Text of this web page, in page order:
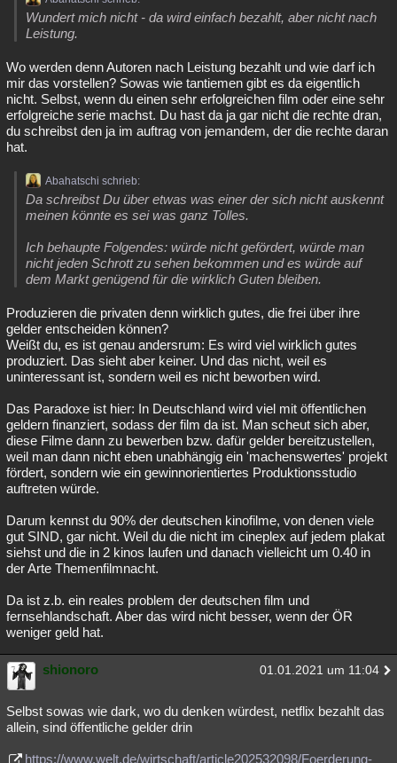
Wundert mich nicht - da wird einfach bezahlt, aber nicht nach
Leistung.
Wo werden denn Autoren nach Leistung bezahlt und wie darf ich
mir das vorstellen? Sowas wie tantiemen gibt es da eigentlich
nicht. Selbst, wenn du einen sehr erfolgreichen film oder eine sehr
erfolgreiche serie machst. Du hast da ja gar nicht die rechte dran,
du schreibst den ja im auftrag von jemandem, der die rechte daran
hat.
Abahatschi schrieb:
Da schreibst Du über etwas was einer der sich nicht auskennt
meinen könnte es sei was ganz Tolles.
Ich behaupte Folgendes: würde nicht gefördert, würde man
nicht jeden Schrott zu sehen bekommen und es würde auf
dem Markt genügend für die wirklich Guten bleiben.
Produzieren die privaten denn wirklich gutes, die frei über ihre
gelder entscheiden können?
Weißt du, es ist genau andersrum: Es wird viel wirklich gutes
produziert. Das sieht aber keiner. Und das nicht, weil es
uninteressant ist, sondern weil es nicht beworben wird.
Das Paradoxe ist hier: In Deutschland wird viel mit öffentlichen
geldern finanziert, sodass der film da ist. Man scheut sich aber,
diese Filme dann zu bewerben bzw. dafür gelder bereitzustellen,
weil man dann nicht eben unabhängig ein 'machenswertes' projekt
fördert, sondern wie ein gewinnorientiertes Produktionsstudio
auftreten würde.
Darum kennst du 90% der deutschen kinofilme, von denen viele
gut SIND, gar nicht. Weil du die nicht im cineplex auf jedem plakat
siehst und die in 2 kinos laufen und danach vielleicht um 0.40 in
der Arte Themenfilmnacht.
Da ist z.b. ein reales problem der deutschen film und
fernsehlandschaft. Aber das wird nicht besser, wenn der ÖR
weniger geld hat.
shionoro 01.01.2021 um 11:04
Selbst sowas wie dark, wo du denken würdest, netflix bezahlt das
allein, sind öffentliche gelder drin
https://www.welt.de/wirtschaft/article202532098/Foerderung-